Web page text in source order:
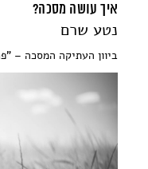
איך עושה מסכה?
נטע שרם
ביוון העתיקה המסכה –